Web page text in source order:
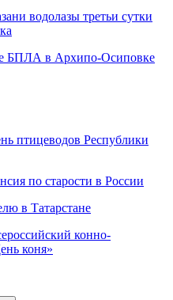
водолазы третьи сутки
БПЛА в Архипо-Осиповке
птицеводов Республики
по старости в России
в Татарстане
конно-
коня»